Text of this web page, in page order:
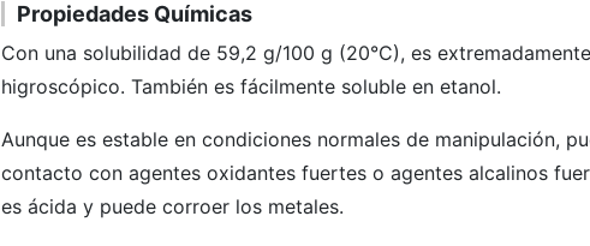
Propiedades Químicas
Con una solubilidad de 59,2 g/100 g (20°C), es
higroscópico. También es fácilmente soluble en etanol.
Aunque es estable en condiciones normales de manipulación,
contacto con agentes oxidantes fuertes o agentes alcalinos
es ácida y puede corroer los metales.